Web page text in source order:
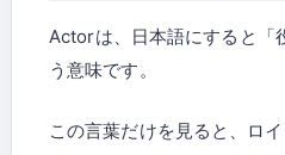
Actorは、日本語にすると「
う意味です。
この言葉だけを見ると、ロ